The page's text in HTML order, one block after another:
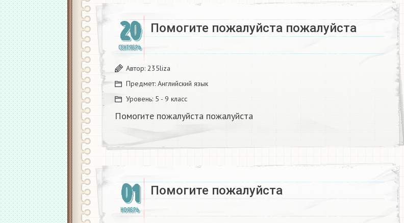
20
СЕНТЯБРЬ
Помогите пожалуйста пожалуйста ​
Автор: 235liza
Предмет: Английский язык
Уровень: 5 - 9 класс
Помогите пожалуйста пожалуйста ​
01
НОЯБРЬ
Помогите пожалуйста ​